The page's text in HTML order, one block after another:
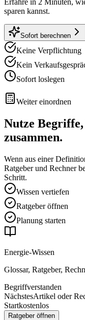
sparen kannst.
Sofort berechnen
Keine Verpflichtung
Kein
Sofort loslegen
Weiter einordnen
Nutze
zusammen.
Wenn aus einer
Ratgeber und Rechner
Schritt.
Wissen vertiefen
Ratgeber öffnen
Planung starten
Energie-Wissen
Glossar, Ratgeber,
Begriffverstanden
NächstesArtikel oder
Startkostenlos
Ratgeber öffnen